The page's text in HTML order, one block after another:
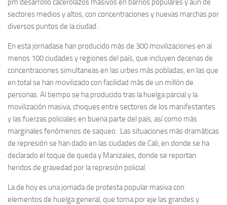
pm desarrollo cacerolazos masivos en barrios populares y aún de
sectores medios y altos, con concentraciones y nuevas marchas por
diversos puntos de la ciudad.
En esta jornadase han producido más de 300 movilizaciones en al
menos 100 ciudades y regiones del país, que incluyen decenas de
concentraciones simultaneas en las urbes más pobladas, en las que
en total se han movilizado con facilidad más de un millón de
personas. Al tiempo se ha producido tras la huelga parcial y la
movilización masiva, choques entre sectores de los manifestantes
y las fuerzas policiales en buena parte del país, así como más
marginales fenómenos de saqueo. Las situaciones más dramáticas
de represión se han dado en las ciudades de Cali, en donde se ha
declarado el toque de queda y Manizales, donde se reportan
heridos de gravedad por la represión policial.
La de hoy es una jornada de protesta popular masiva con
elementos de huelga general, que toma por eje las grandes y